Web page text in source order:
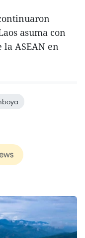
asuma con
ASEAN en